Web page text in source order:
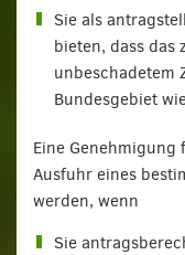
Sie als
bieten, dass
unbeschadetem
Bundesgebiet
Eine
Ausfuhr eines
werden, wenn
Sie